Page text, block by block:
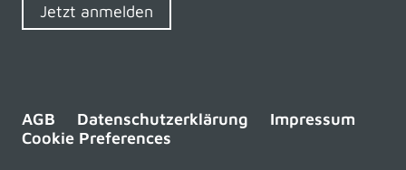
Jetzt anmelden
AGB Datenschutzerklärung
Impressum
Cookie Preferences